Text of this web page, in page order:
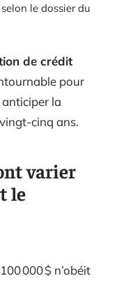
le dossier du
de crédit
pour
la
cinq ans.
varier
le
000 $ n’obéit